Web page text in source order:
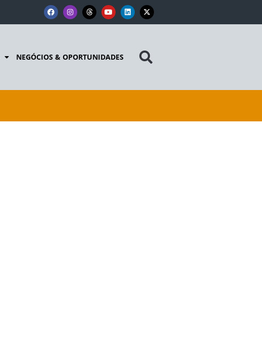
NEGÓCIOS & OPORTUNIDADES